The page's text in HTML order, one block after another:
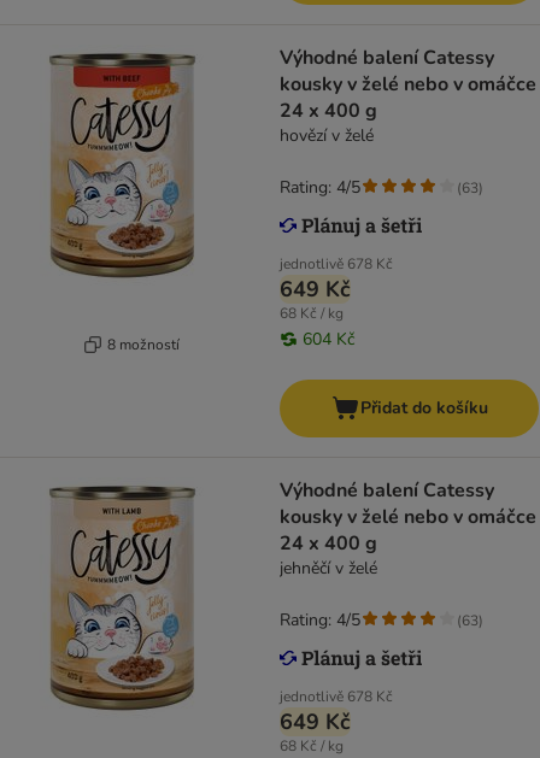
8 možností
Výhodné balení Catessy
kousky v želé nebo v omáčce
24 x 400 g
hovězí v želé
jednotlivě 678 Kč
649 Kč
68 Kč / kg
604 Kč
Rating: 4/5 (63)
Přidat do košíku
Výhodné balení Catessy
kousky v želé nebo v omáčce
24 x 400 g
jehněčí v želé
jednotlivě 678 Kč
649 Kč
68 Kč / kg
Rating: 4/5 (63)